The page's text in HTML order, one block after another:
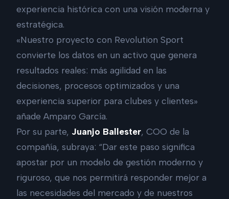
experiencia histórica con una visión moderna y
estratégica.
«Nuestro proyecto con Revolution Sport
convierte los datos en un activo que genera
resultados reales: más agilidad en las
decisiones, procesos optimizados y una
experiencia superior para clubes y clientes»
añade Amparo García.
Por su parte, Juanjo Ballester, COO de la
compañía, subraya: “Dar este paso significa
apostar por un modelo de gestión moderno y
riguroso, que nos permitirá responder mejor a
las necesidades del mercado y de nuestros